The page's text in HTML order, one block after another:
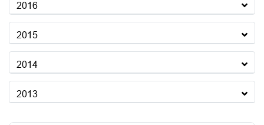
2016
2015
2014
2013